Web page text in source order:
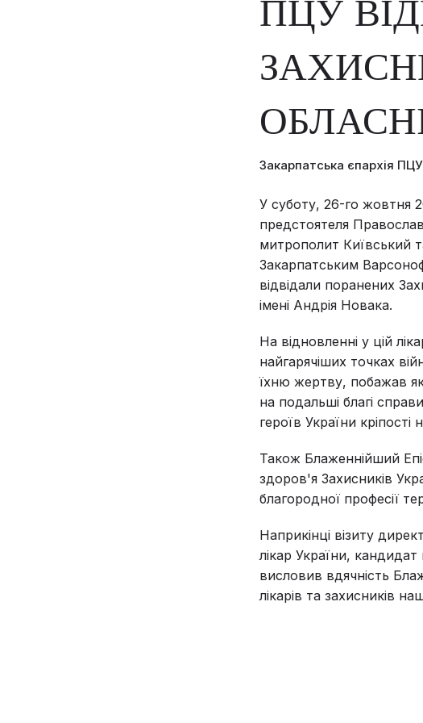
ПЦУ
Закарпатська єпархія ПЦУ
У суботу, 26-го жовтня
предстоятеля
митрополит Київський
Закарпатським
відвідали поранених
імені Андрія Новака.
На відновленні у цій
найгарячіших точках
їхню жертву, побажав
на подальші благі
героїв України кріпості
Також Блаженнійший
здоров'я Захисників
благородної професії
Наприкінці візиту
лікар України,
висловив вдячність
лікарів та захисників